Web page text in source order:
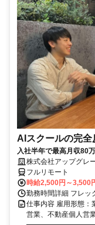
AIスクールの完
入社半年で最高月収80
株式会社アップグレ
フルリモート
時給2,500円～3,500
勤務時間詳細 フレッ
仕事内容 雇用形態：
営業、不動産個人営